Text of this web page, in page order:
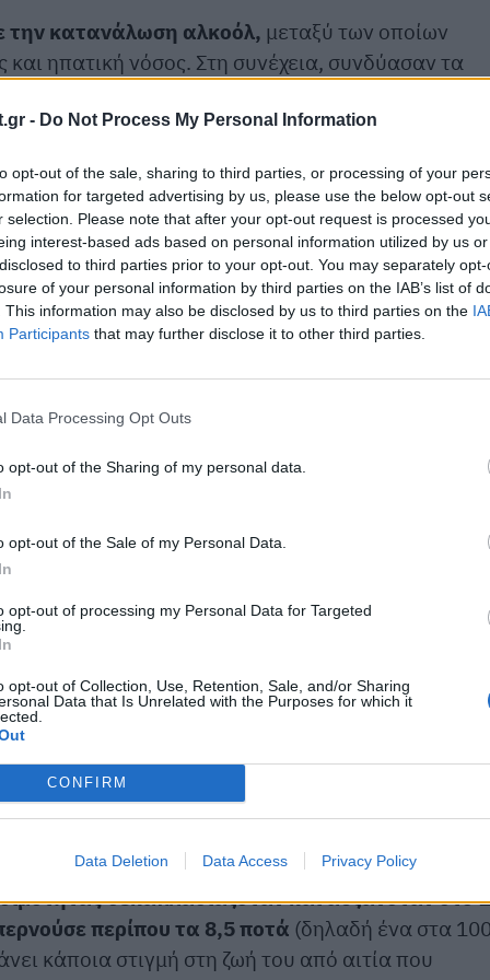
- Do Not Process My Personal Information
opt-out of the sale, sharing to third parties, or processing of your
for targeted advertising by us, please use the below opt-out
selection. Please note that after your opt-out request is processed
interest-based ads based on personal information utilized by us
to third parties prior to your opt-out. You may separately
of your personal information by third parties on the IAB’s list of
This information may also be disclosed by us to third parties on the
Participants that may further disclose it to other third parties.
Data Processing Opt Outs
opt-out of the Sharing of my personal data.
opt-out of the Sale of my Personal Data.
opt-out of processing my Personal Data for Targeted
opt-out of Collection, Use, Retention, Sale, and/or Sharing
Data that Is Unrelated with the Purposes for which it
CONFIRM
Data Deletion Data Access Privacy Policy
την κατανάλωση αλκοόλ, μεταξύ των οποίων
ηπατική νόσος. Στη συνέχεια, συνδύασαν τα
με το αλκοόλ με εθνικά στατιστικά στοιχεία
που συνδέεται με διαφορετικά επίπεδα
με περισσότερα ποτά την εβδομάδα
ένα μοτίβο ανάμεσα στην εβδομαδιαία
θνησιμότητας.
στο αλκοόλ αυξανόταν όσο αυξανόταν
εβδομάδα συνδεόταν με διά βίου κίνδυνο
1 προς 1.000.
αλκοόλ ξεπερνούσε τα 7 ποτά την εβδομάδα,
να αναφέρει ότι προτεινόμενο όριο είναι τα
δεκαπλασιαζόταν και αυξανόταν στο 1
περίπου τα 8,5 ποτά (δηλαδή ένα στα
κάποια στιγμή στη ζωή του από αιτία που